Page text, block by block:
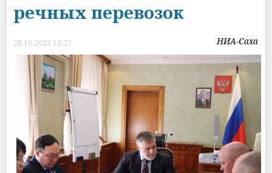
речных перевозок
28.10.2025 13:27 НИА-Саха